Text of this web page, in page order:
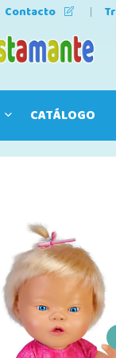
Contacto
CATÁLOGO